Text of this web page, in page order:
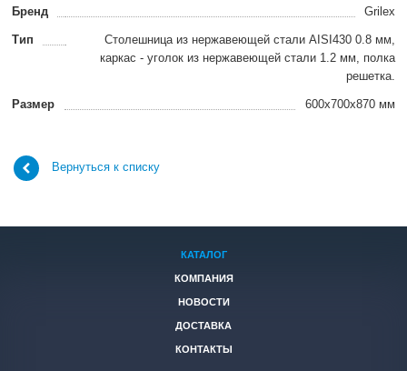
Бренд Grilex
Тип
Столешница из нержавеющей стали AISI430 0.8 мм,
каркас - уголок из нержавеющей стали 1.2 мм, полка
решетка.
Размер 600x700x870 мм
Вернуться к списку
КАТАЛОГ
КОМПАНИЯ
НОВОСТИ
ДОСТАВКА
КОНТАКТЫ